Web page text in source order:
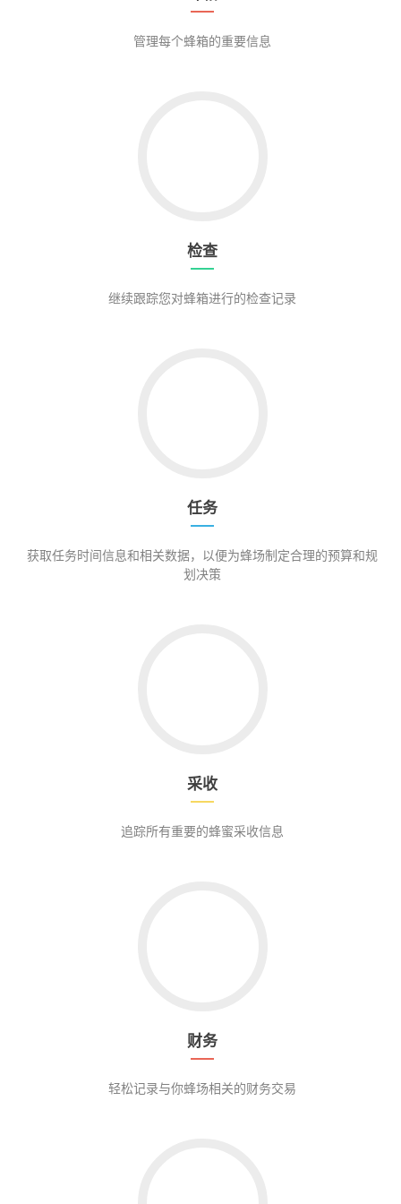
管理每个蜂箱的重要信息
检查
继续跟踪您对蜂箱进行的检查记录
任务
获取任务时间信息和相关数据，以便为蜂场制定合理的预算和规
划决策
采收
追踪所有重要的蜂蜜采收信息
财务
轻松记录与你蜂场相关的财务交易